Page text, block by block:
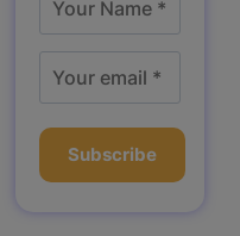
Subscribe